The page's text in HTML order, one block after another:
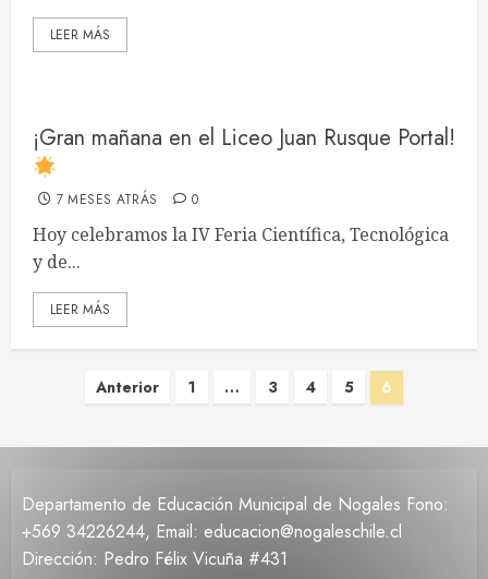
LEER MÁS
¡Gran mañana en el Liceo Juan Rusque Portal!
7 MESES ATRÁS 0
Hoy celebramos la IV Feria Científica, Tecnológica
y de...
LEER MÁS
Paginación
Anterior 1 … 3 4 5 6
Departamento de Educación Municipal de Nogales Fono:
+569 34226244, Email: educacion@nogaleschile.cl
Dirección: Pedro Félix Vicuña #431